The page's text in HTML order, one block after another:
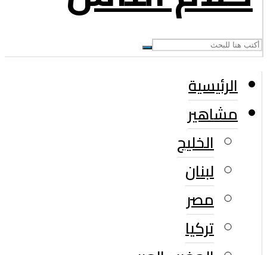
الرئيسية
مشاهير
الخليج
لبنان
مصر
تركيا